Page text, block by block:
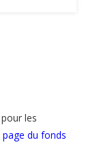
les
page du fonds